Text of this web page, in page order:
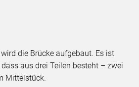
die Brücke aufgebaut. Es ist
aus drei Teilen besteht – zwei
Mittelstück.